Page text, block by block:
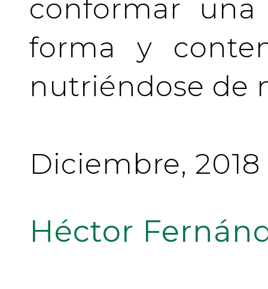
conformar
forma y
nutriéndose de
Diciembre, 2018
Héctor